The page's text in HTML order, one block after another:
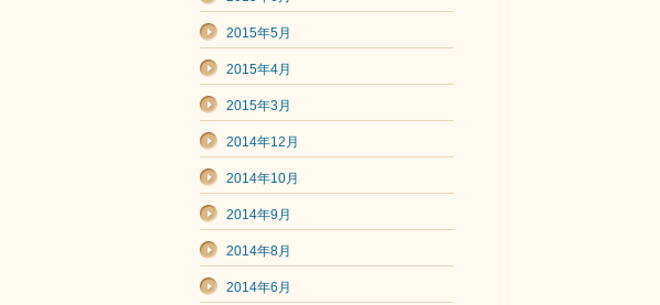
2015年5月
2015年4月
2015年3月
2014年12月
2014年10月
2014年9月
2014年8月
2014年6月